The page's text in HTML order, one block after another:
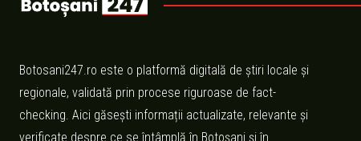
Botosani247.ro este o platformă digitală de știri locale și
regionale, validată prin procese riguroase de fact-
checking. Aici găsești informații actualizate, relevante și
verificate despre ce se întâmplă în Botoșani și în